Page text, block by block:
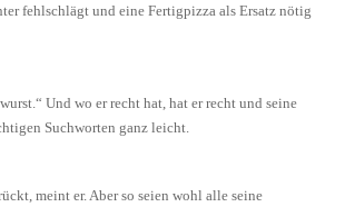
fehlschlägt und eine Fertigpizza als Ersatz nötig
Und wo er recht hat, hat er recht und seine
Suchworten ganz leicht.
meint er. Aber so seien wohl alle seine